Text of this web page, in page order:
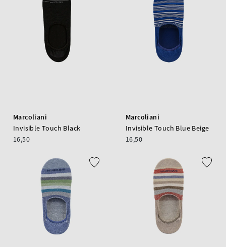
Marcoliani
Invisible Touch Black
16,50
Marcoliani
Invisible Touch Blue Beige
16,50